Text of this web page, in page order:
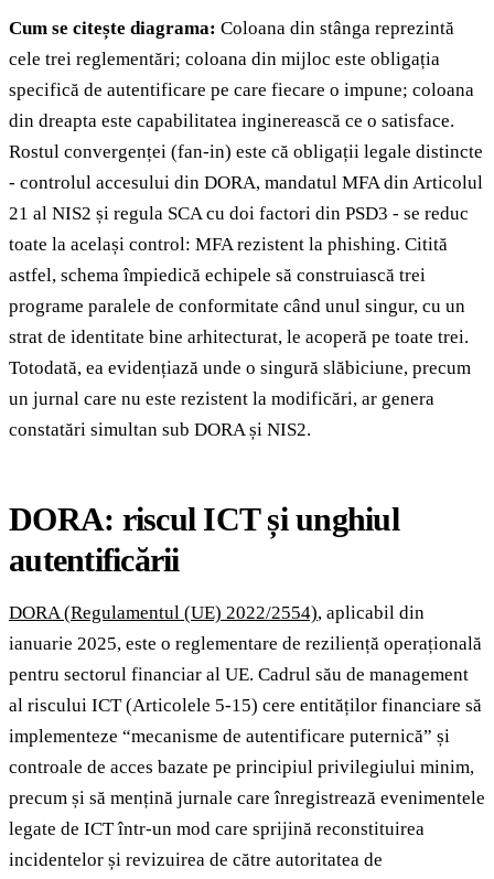
Cum se citește diagrama: Coloana din stânga reprezintă
cele trei reglementări; coloana din mijloc este obligația
specifică de autentificare pe care fiecare o impune; coloana
din dreapta este capabilitatea inginerească ce o satisface.
Rostul convergenței (fan-in) este că obligații legale distincte
- controlul accesului din DORA, mandatul MFA din Articolul
21 al NIS2 și regula SCA cu doi factori din PSD3 - se reduc
toate la același control: MFA rezistent la phishing. Citită
astfel, schema împiedică echipele să construiască trei
programe paralele de conformitate când unul singur, cu un
strat de identitate bine arhitecturat, le acoperă pe toate trei.
Totodată, ea evidențiază unde o singură slăbiciune, precum
un jurnal care nu este rezistent la modificări, ar genera
constatări simultan sub DORA și NIS2.
DORA: riscul ICT și unghiul
autentificării
DORA (Regulamentul (UE) 2022/2554), aplicabil din
ianuarie 2025, este o reglementare de reziliență operațională
pentru sectorul financiar al UE. Cadrul său de management
al riscului ICT (Articolele 5-15) cere entităților financiare să
implementeze “mecanisme de autentificare puternică” și
controale de acces bazate pe principiul privilegiului minim,
precum și să mențină jurnale care înregistrează evenimentele
legate de ICT într-un mod care sprijină reconstituirea
incidentelor și revizuirea de către autoritatea de